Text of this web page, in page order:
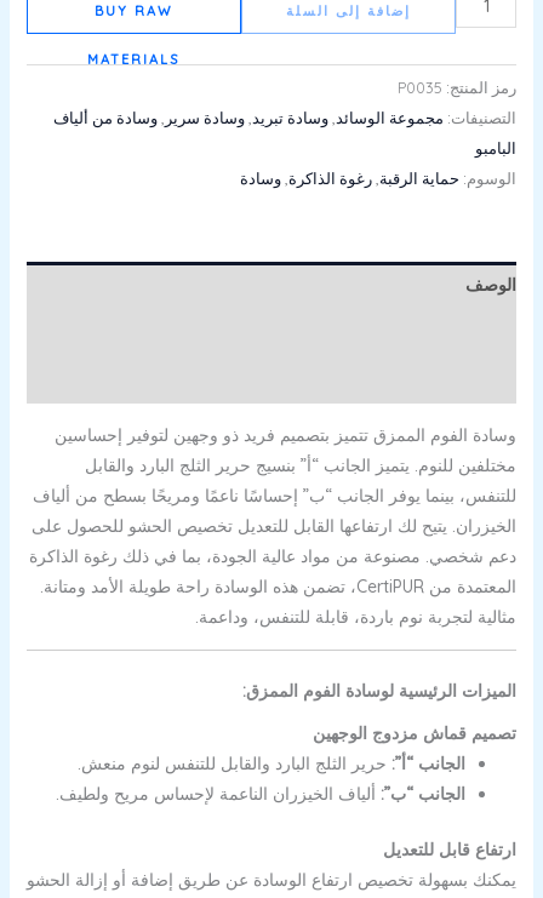
إضافة إلى السلة BUY RAW
MATERIALS
رمز المنتج: P0035
التصنيفات: مجموعة الوسائد,وسادة تبريد,وسادة سرير ,وسادة من ألياف
البامبو
الوسوم: حماية الرقبة,رغوة الذاكرة,وسادة
الوصف
وسادة الفوم الممزق تتميز بتصميم فريد ذو وجهين لتوفير إحساسين
مختلفين للنوم. يتميز الجانب “أ” بنسيج حرير الثلج البارد والقابل
للتنفس، بينما يوفر الجانب “ب” إحساسًا ناعمًا ومريحًا بسطح من ألياف
الخيزران. يتيح لك ارتفاعها القابل للتعديل تخصيص الحشو للحصول على
دعم شخصي. مصنوعة من مواد عالية الجودة، بما في ذلك رغوة الذاكرة
المعتمدة من CertiPUR، تضمن هذه الوسادة راحة طويلة الأمد ومتانة.
مثالية لتجربة نوم باردة، قابلة للتنفس، وداعمة.
الميزات الرئيسية لوسادة الفوم الممزق:
تصميم قماش مزدوج الوجهين
الجانب “أ”: حرير الثلج البارد والقابل للتنفس لنوم منعش.
الجانب “ب”: ألياف الخيزران الناعمة لإحساس مريح ولطيف.
ارتفاع قابل للتعديل
يمكنك بسهولة تخصيص ارتفاع الوسادة عن طريق إضافة أو إزالة الحشو